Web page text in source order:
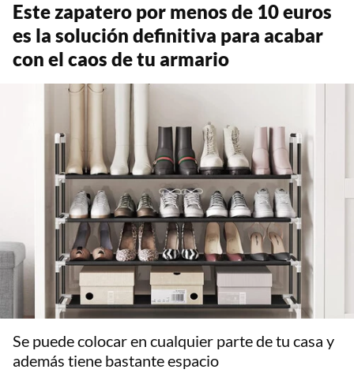
Este zapatero por menos de 10 euros
es la solución definitiva para acabar
con el caos de tu armario
Se puede colocar en cualquier parte de tu casa y
además tiene bastante espacio